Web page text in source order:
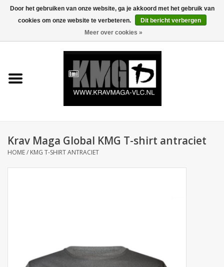
0 Artikelen - €0,00
Krav Maga Kleding
Krav Maga Global KMG T-shirt antraciet
HOME/ KMG T-SHIRT ANTRACIET
Door het gebruiken van onze website, ga je akkoord met het gebruik van
cookies om onze website te verbeteren.
Dit bericht verbergen
Meer over cookies »